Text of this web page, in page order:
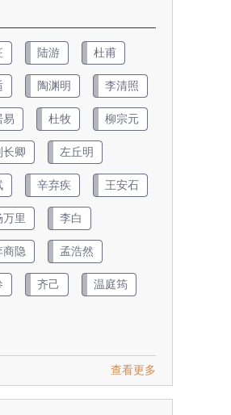
陆游 杜甫
陶渊明 李清照
易 杜牧 柳宗元
长卿 左丘明
辛弃疾 王安石
万里 李白
商隐 孟浩然
齐己 温庭筠
查看更多